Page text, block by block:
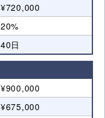
¥720,000
20%
40日
¥900,000
¥675,000